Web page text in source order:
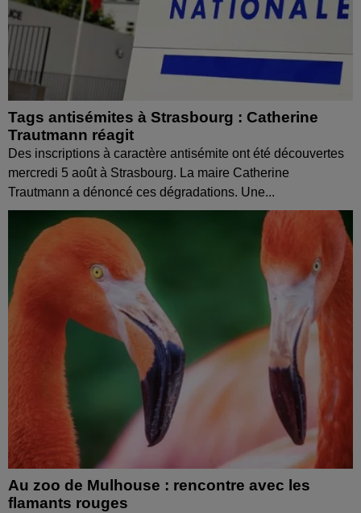
Tags antisémites à Strasbourg : Catherine
Trautmann réagit
Des inscriptions à caractère antisémite ont été découvertes
mercredi 5 août à Strasbourg. La maire Catherine
Trautmann a dénoncé ces dégradations. Une...
Au zoo de Mulhouse : rencontre avec les
flamants rouges